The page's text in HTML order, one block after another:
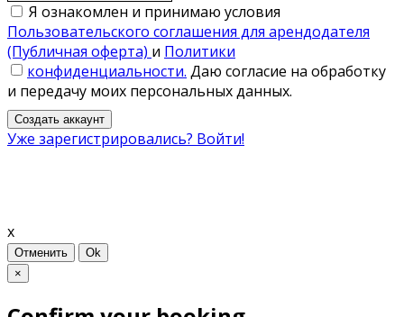
Я ознакомлен и принимаю условия
Пользовательского соглашения для арендодателя
(Публичная оферта) и Политики
конфиденциальности. Даю согласие на обработку
и передачу моих персональных данных.
Создать аккаунт
Уже зарегистрировались? Войти!
x
Отменить
Ok
×